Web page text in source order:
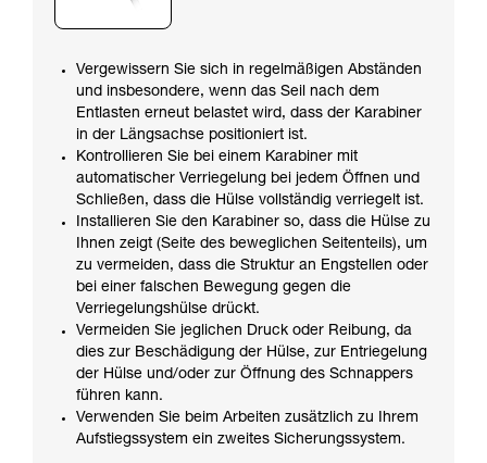
Vergewissern Sie sich in regelmäßigen Abständen
und insbesondere, wenn das Seil nach dem
Entlasten erneut belastet wird, dass der Karabiner
in der Längsachse positioniert ist.
Kontrollieren Sie bei einem Karabiner mit
automatischer Verriegelung bei jedem Öffnen und
Schließen, dass die Hülse vollständig verriegelt ist.
Installieren Sie den Karabiner so, dass die Hülse zu
Ihnen zeigt (Seite des beweglichen Seitenteils), um
zu vermeiden, dass die Struktur an Engstellen oder
bei einer falschen Bewegung gegen die
Verriegelungshülse drückt.
Vermeiden Sie jeglichen Druck oder Reibung, da
dies zur Beschädigung der Hülse, zur Entriegelung
der Hülse und/oder zur Öffnung des Schnappers
führen kann.
Verwenden Sie beim Arbeiten zusätzlich zu Ihrem
Aufstiegssystem ein zweites Sicherungssystem.